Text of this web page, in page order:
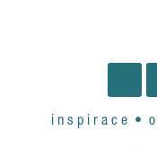
i n s p i r a c e •